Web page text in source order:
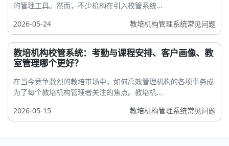
的管理工具。然而，不少机构在引入校管系统...
2026-05-24
教培机构管理系统常见问题
教培机构校管系统：考勤与课程安排、客户画像、教
室管理哪个更好？
在当今竞争激烈的教培市场中，如何高效管理机构的各项事务成
为了每个教培机构管理者关注的焦点。教培机...
2026-05-15
教培机构管理系统常见问题